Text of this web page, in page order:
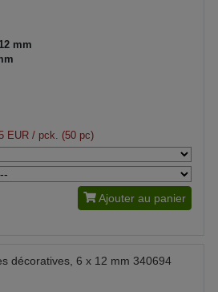
mm
EUR/ pck. (50 pc)
Ajouter au panier
décoratives, 6 x 12 mm 340694